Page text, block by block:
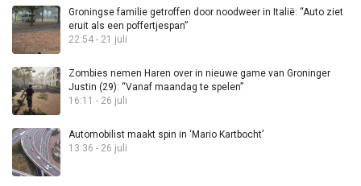
Groningse familie getroffen door noodweer in Italië: “Auto ziet
eruit als een poffertjespan”
22:54 - 21 juli
Zombies nemen Haren over in nieuwe game van Groninger
Justin (29): “Vanaf maandag te spelen”
16:11 - 26 juli
Automobilist maakt spin in ‘Mario Kartbocht’
13:36 - 26 juli